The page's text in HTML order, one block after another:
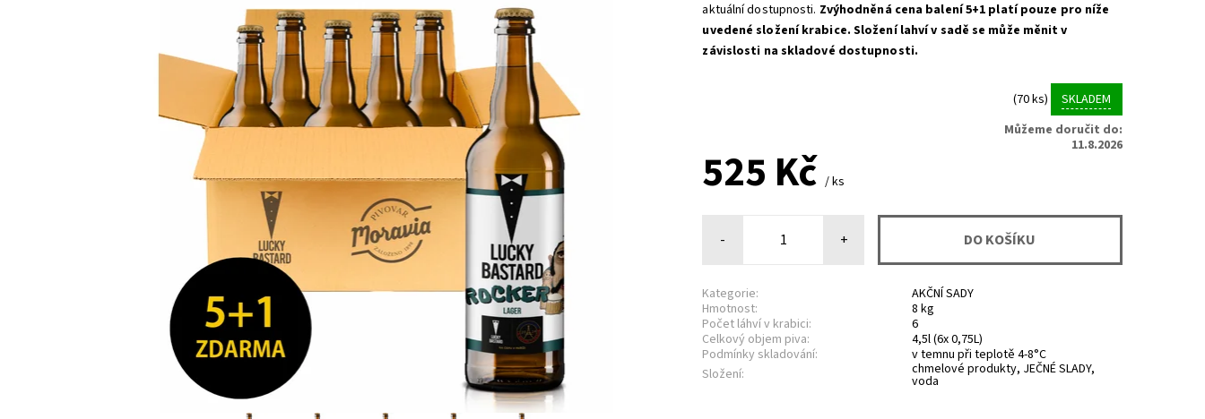
aktuální dostupnosti. Zvýhodněná cena balení 5+1 platí pouze pro níže
uvedené složení krabice. Složení lahví v sadě se může měnit v
závislosti na skladové dostupnosti.
(70 ks)
SKLADEM
Můžeme doručit do:
11.8.2026
525 Kč/ ks
- +
Kategorie:
AKČNÍ SADY
Hmotnost:
8 kg
Počet láhví v krabici:
6
Celkový objem piva:
4,5l (6x 0,75L)
Podmínky skladování:
v temnu při teplotě 4-8°C
Složení:
chmelové produkty, JEČNÉ SLADY,
voda